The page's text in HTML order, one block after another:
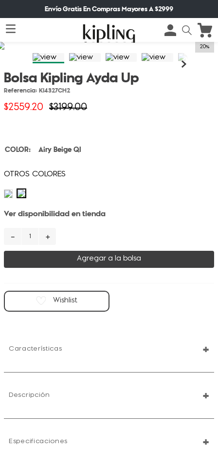
Envío Gratis En Compras Mayores A $2999
20%
Bolsa Kipling Ayda Up
Referencia: KI4327CH2
$2559.20 $3199.00
Airy Beige Ql
Ver disponibilidad en tienda
＋
－
Agregar a la bolsa
Características +
Descripción +
Especificaciones +